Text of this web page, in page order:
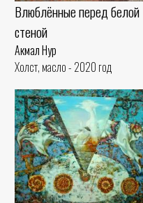
Влюблённые перед белой
стеной
Акмал Нур
Холст, масло - 2020 год